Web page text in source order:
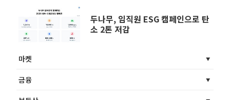
두나무, 임직원 ESG 캠페인으로 탄
소 2톤 저감
마켓
금융